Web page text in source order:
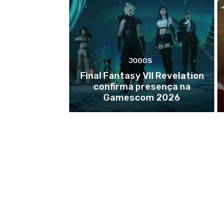
JOGOS
Final Fantasy VII Revelation
confirma presença na
Gamescom 2026